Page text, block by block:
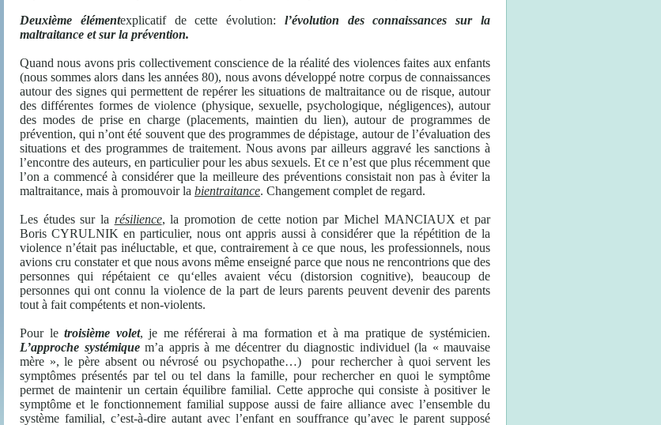
Deuxième élémentexplicatif de cette évolution: l’évolution des connaissances sur la
maltraitance et sur la prévention.
Quand nous avons pris collectivement conscience de la réalité des violences faites aux enfants
(nous sommes alors dans les années 80), nous avons développé notre corpus de connaissances
autour des signes qui permettent de repérer les situations de maltraitance ou de risque, autour
des différentes formes de violence (physique, sexuelle, psychologique, négligences), autour
des modes de prise en charge (placements, maintien du lien), autour de programmes de
prévention, qui n’ont été souvent que des programmes de dépistage, autour de l’évaluation des
situations et des programmes de traitement. Nous avons par ailleurs aggravé les sanctions à
l’encontre des auteurs, en particulier pour les abus sexuels. Et ce n’est que plus récemment que
l’on a commencé à considérer que la meilleure des préventions consistait non pas à éviter la
maltraitance, mais à promouvoir la bientraitance. Changement complet de regard.
Les études sur la résilience, la promotion de cette notion par Michel MANCIAUX et par
Boris CYRULNIK en particulier, nous ont appris aussi à considérer que la répétition de la
violence n’était pas inéluctable, et que, contrairement à ce que nous, les professionnels, nous
avions cru constater et que nous avons même enseigné parce que nous ne rencontrions que des
personnes qui répétaient ce qu‘elles avaient vécu (distorsion cognitive), beaucoup de
personnes qui ont connu la violence de la part de leurs parents peuvent devenir des parents
tout à fait compétents et non-violents.
Pour letroisième volet, je me référerai à ma formation et à ma pratique de systémicien.
L’approche systémiquem’a appris à me décentrer du diagnostic individuel (la « mauvaise
mère », le père absent ou névrosé ou psychopathe…)
pour rechercher à quoi servent les
symptômes présentés par tel ou tel dans la famille, pour rechercher en quoi le symptôme
permet de maintenir un certain équilibre familial. Cette approche qui consiste à positiver le
symptôme et le fonctionnement familial suppose aussi de faire alliance avec l’ensemble du
système familial, c’est-à-dire autant avec l’enfant en souffrance qu’avec le parent supposé